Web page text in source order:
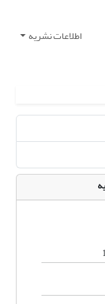
اطلاعات نشریه